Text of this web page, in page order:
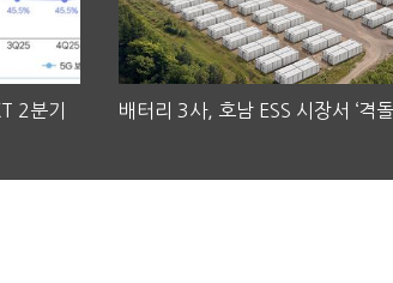
2분기
배터리 3사, 호남 ESS 시장서 ‘격돌